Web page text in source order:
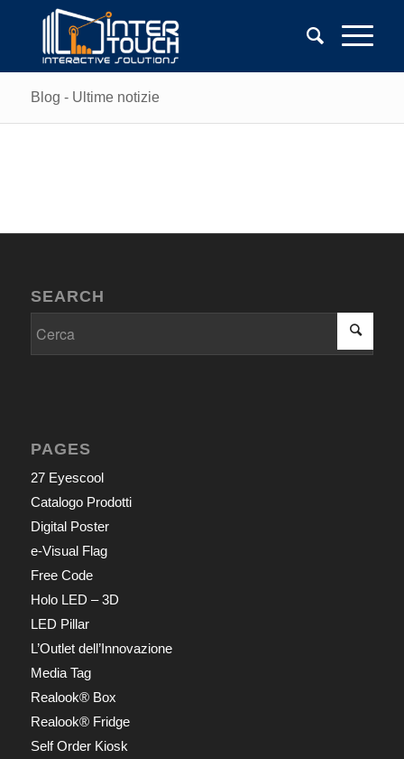
Blog - Ultime notizie
SEARCH
PAGES
27 Eyescool
Catalogo Prodotti
Digital Poster
e-Visual Flag
Free Code
Holo LED – 3D
LED Pillar
L’Outlet dell’Innovazione
Media Tag
Realook® Box
Realook® Fridge
Self Order Kiosk